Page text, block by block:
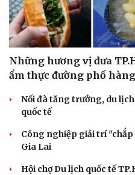
Những hương vị đưa
ẩm thực đường phố
Nối đà tăng trưởng, du
quốc tế
Công nghiệp giải trí
Gia Lai
Hội chợ Du lịch quốc tế